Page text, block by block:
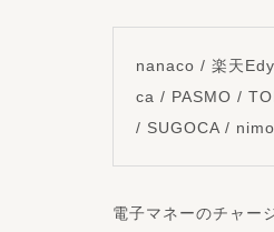
nanaco / 楽天
ca / PASMO /
/ SUGOCA /
電子マネーのチャー